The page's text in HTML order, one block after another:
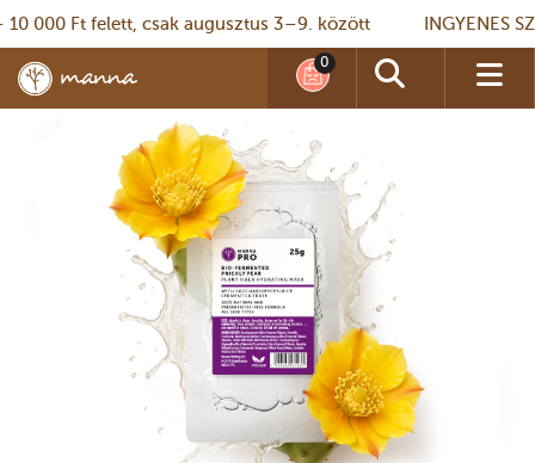
000 Ft felett, csak augusztus 3–9. között INGYENES